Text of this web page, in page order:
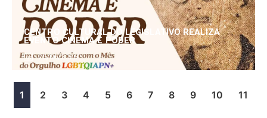
CENTRO CULTURAL DO LEGISLATIVO REALIZA
EVENTO CINEMA E PODER
25/06/2026
1 2 3 4 5 6 7 8 9 10 11